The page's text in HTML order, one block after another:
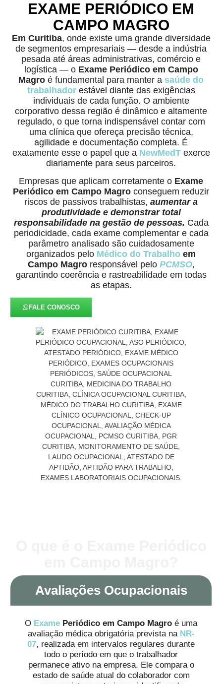
EXAME PERIÓDICO EM
CAMPO MAGRO
Em Curitiba, onde existe uma grande diversidade
de segmentos empresariais — desde a indústria
pesada até áreas administrativas, comércio e
logística — o Exame Periódico em Campo
Magro é fundamental para manter a saúde do
trabalhadorestável diante das exigências
individuais de cada função. O ambiente
corporativo dessa região é dinâmico e altamente
regulado, o que torna indispensável contar com
uma clínica que ofereça precisão técnica,
agilidade e documentação completa. É
exatamente esse o papel que a NewMedT exerce
diariamente para seus parceiros.
Empresas que aplicam corretamente o Exame
Periódico em Campo Magro conseguem reduzir
riscos de passivos trabalhistas, aumentar a
produtividade e demonstrar total
responsabilidade na gestão de pessoas. Cada
periodicidade, cada exame complementar e cada
parâmetro analisado são cuidadosamente
organizados pelo Médico do Trabalho em
Campo Magroresponsável pelo PCMSO,
garantindo coerência e rastreabilidade em todas
as etapas.
FALE CONOSCO
Avaliações Ocupacionais
O Exame Periódico em Campo Magro é uma
avaliação médica obrigatória prevista na NR-
07, realizada em intervalos regulares durante
todo o período em que o trabalhador
permanece ativo na empresa. Ele compara o
estado de saúde atual do colaborador com